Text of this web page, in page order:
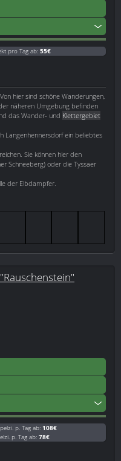
pro Tag ab: 55€
hier sind schöne Wanderungen,
näheren Umgebung befinden
das Wander- und Klettergebiet
Langenhennersdorf ein beliebtes
Sie können hier den
Schneeberg) oder die Tyssaer
der Elbdampfer.
p. Tag ab: 108€
p. Tag ab: 78€